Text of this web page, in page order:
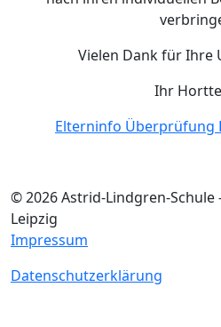
Vielen Dank für Ihre
Ihr
Elterninfo Überprüfung
© 2026 Astrid-Lindgren-
Leipzig
Impressum
Datenschutzerklärung